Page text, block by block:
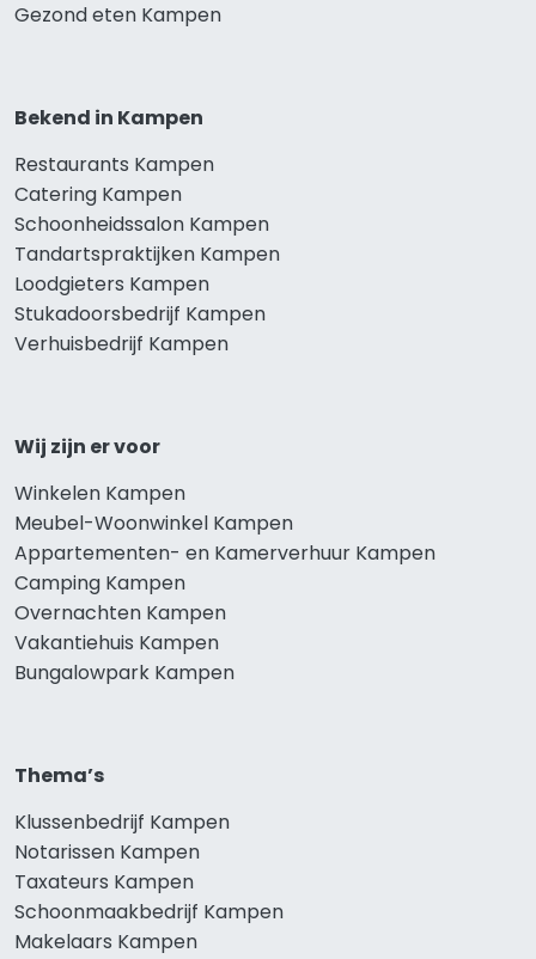
Gezond eten Kampen
Bekend in Kampen
Restaurants Kampen
Catering Kampen
Schoonheidssalon Kampen
Tandartspraktijken Kampen
Loodgieters Kampen
Stukadoorsbedrijf Kampen
Verhuisbedrijf Kampen
Wij zijn er voor
Winkelen Kampen
Meubel-Woonwinkel Kampen
Appartementen- en Kamerverhuur Kampen
Camping Kampen
Overnachten Kampen
Vakantiehuis Kampen
Bungalowpark Kampen
Thema’s
Klussenbedrijf Kampen
Notarissen Kampen
Taxateurs Kampen
Schoonmaakbedrijf Kampen
Makelaars Kampen